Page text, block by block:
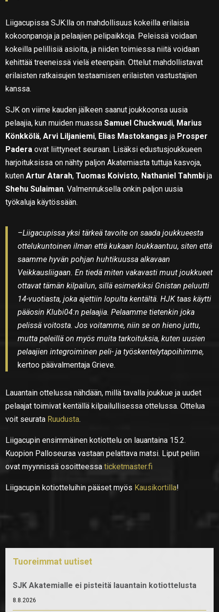
Liigacupissa SJK:lla on mahdollisuus kokeilla erilaisia
kokoonpanoja ja pelaajien pelipaikkoja. Peleissä voidaan
kokeilla pelillisiä asioita, ja niiden toimiessa niitä voidaan
kehittää treeneissä vielä eteenpäin. Ottelut mahdollistavat
erilaisten ratkaisujen testaamisen erilaisten vastustajien
kanssa.
SJK on viime kauden jälkeen saanut joukkoonsa uusia
pelaajia, kun muiden muassaSamuel Chuckwudi, Marius
Könkkölä,Arvi Liljaniemi, Elias Mastokangas ja Prosper
Padera ovat liittyneet seuraan. Lisäksi edustusjoukkueen
harjoituksissa on nähty paljon Akatemiasta tuttuja kasvoja,
kutenArtur Atarah,Tuomas Koivisto, Nathaniel Tahmbi ja
Shehu Sulaiman. Valmennuksella onkin paljon uusia
työkaluja käytössään.
–Liigacupissa yksi tärkeä tavoite on saada joukkueesta
ottelukuntoinen ilman että kukaan loukkaantuu, siten että
saamme hyvän pohjan huhtikuussa alkavaan
Veikkausliigaan. En tiedä miten vakavasti muut joukkueet
ottavat tämän kilpailun, sillä esimerkiksi Gnistan peluutti
14-vuotiasta, joka ajettiin lopulta kentältä. HJK taas käytti
pääosin Klubi04:n pelaajia. Pelaamme tietenkin joka
pelissä voitosta. Jos voitamme, niin se on hieno juttu,
mutta peleillä on myös muita tarkoituksia, kuten uusien
pelaajien integroiminen peli- ja työskentelytapoihimme,
kertoo päävalmentaja Grieve.
Lauantain ottelussa nähdään, millä tavalla joukkue ja uudet
pelaajat toimivat kentällä kilpailullisessa ottelussa. Ottelua
voit seurata Ruudusta.
Liigacupin ensimmäinen kotiottelu on lauantaina 15.2.
Kuopion Palloseuraa vastaan pelattava matsi. Liput peliin
ovat myynnissä osoitteessaticketmaster.fi
Liigacupin kotiotteluihin pääset myös Kausikortilla!
Tuoreimmat uutiset
SJK Akatemialle ei pisteitä lauantain kotiottelusta
8.8.2026